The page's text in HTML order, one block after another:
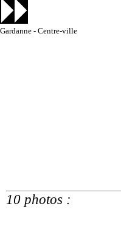
Gardanne - Centre-ville
10 photos :